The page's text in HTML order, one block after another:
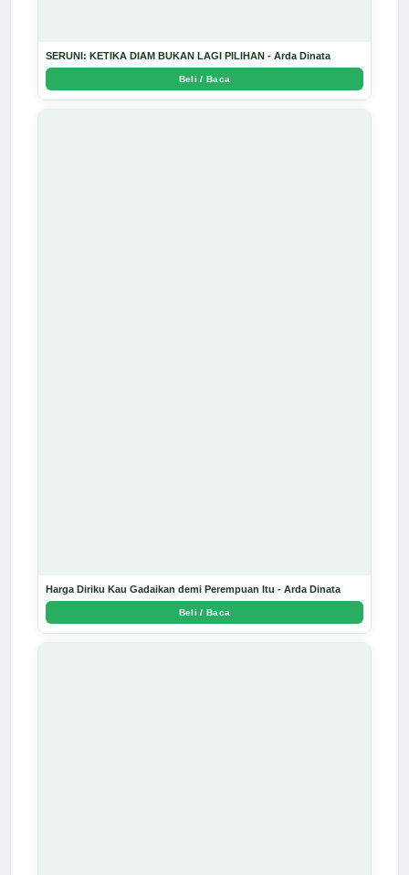
SERUNI: KETIKA DIAM BUKAN LAGI PILIHAN - Arda Dinata
Beli / Baca
Harga Diriku Kau Gadaikan demi Perempuan Itu - Arda Dinata
Beli / Baca